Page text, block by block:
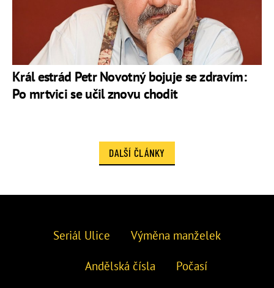
Král estrád Petr Novotný bojuje se zdravím:
Po mrtvici se učil znovu chodit
DALŠÍ ČLÁNKY
Seriál Ulice Výměna manželek
Andělská čísla Počasí